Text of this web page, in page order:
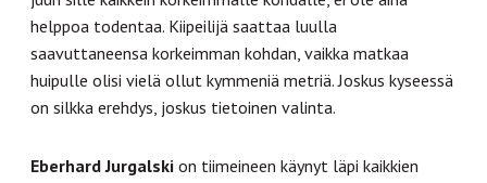
helppoa todentaa. Kiipeilijä saattaa luulla
saavuttaneensa korkeimman kohdan, vaikka matkaa
huipulle olisi vielä ollut kymmeniä metriä. Joskus kyseessä
on silkka erehdys, joskus tietoinen valinta.
Eberhard Jurgalski on tiimeineen käynyt läpi kaikkien